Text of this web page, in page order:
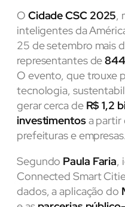
O Cidade CSC 2025,
inteligentes da
25 de setembro mais
representantes de
O evento, que trouxe
tecnologia,
gerar cerca de R$ 1,2
investimentosa partir
prefeituras e empresas.
Segundo Paula Faria,
Connected Smart
dados, a aplicação do